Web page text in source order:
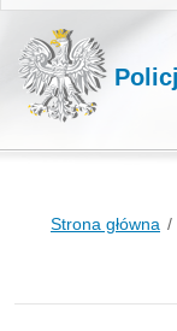
Strona główna